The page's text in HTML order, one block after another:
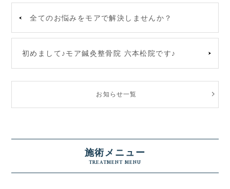
全てのお悩みをモアで解決しませんか？
初めまして♪モア鍼灸整骨院 六本松院です♪
お知らせ一覧
施術メニュー
TREATMENT MENU